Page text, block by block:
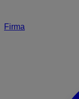
Firma